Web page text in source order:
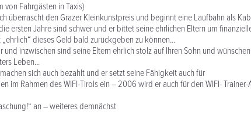
von Fahrgästen in Taxis)
überrascht den Grazer Kleinkunstpreis und beginnt eine Laufbahn als
ersten Jahre sind schwer und er bittet seine ehrlichen Eltern um
dieses Geld bald zurückgeben zu können...
inzwischen sind seine Eltern ehrlich stolz auf Ihren Sohn und
Leben...
sich auch bezahlt und er setzt seine Fähigkeit auch für
im Rahmen des WIFI-Tirols ein – 2006 wird er auch für den WIFI- Trainer-
an – weiteres demnächst